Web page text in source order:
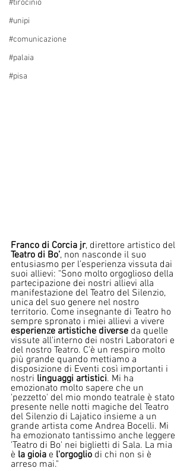
#tirocinio
#unipi
#comunicazione
#palaia
#pisa
Franco di Corcia jr, direttore artistico del
Teatro di Bo’, non nasconde il suo
entusiasmo per l’esperienza vissuta dai
suoi allievi: "Sono molto orgoglioso della
partecipazione dei nostri allievi alla
manifestazione del Teatro del Silenzio,
unica del suo genere nel nostro
territorio. Come insegnante di Teatro ho
sempre spronato i miei allievi a vivere
esperienze artistiche diverse da quelle
vissute all'interno dei nostri Laboratori e
del nostro Teatro. C'è un respiro molto
più grande quando mettiamo a
disposizione di Eventi così importanti i
nostri linguaggi artistici. Mi ha
emozionato molto sapere che un
'pezzetto' del mio mondo teatrale è stato
presente nelle notti magiche del Teatro
del Silenzio di Lajatico insieme a un
grande artista come Andrea Bocelli. Mi
ha emozionato tantissimo anche leggere
'Teatro di Bo' nei biglietti di Sala. La mia
è la gioia e l'orgoglio di chi non si è
arreso mai."